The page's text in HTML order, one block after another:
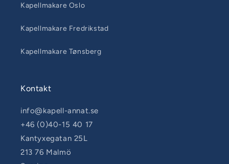
Kapellmakare Oslo
Kapellmakare Fredrikstad
Kapellmakare Tønsberg
Kontakt
info@kapell-annat.se
+46 (0)40-15 40 17
Kantyxegatan 25L
213 76 Malmö